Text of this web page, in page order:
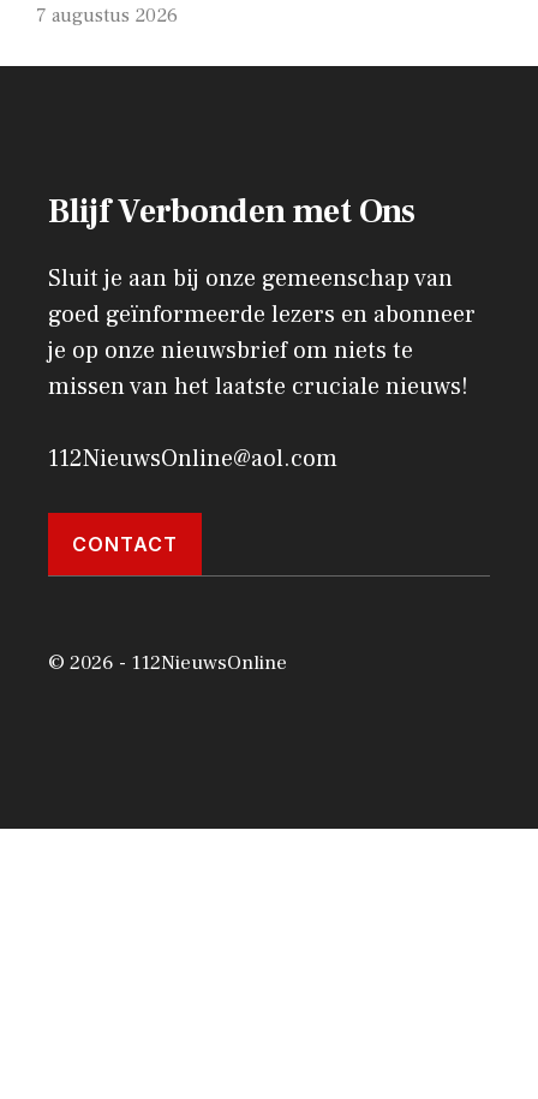
7 augustus 2026
Blijf Verbonden met Ons
Sluit je aan bij onze gemeenschap van
goed geïnformeerde lezers en abonneer
je op onze nieuwsbrief om niets te
missen van het laatste cruciale nieuws!
112NieuwsOnline@aol.com
CONTACT
© 2026 - 112NieuwsOnline